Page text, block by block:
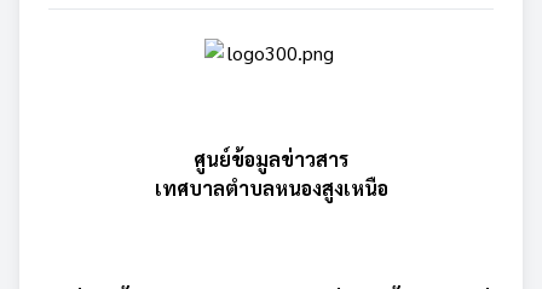
ศูนย์ข้อมูลข่าวสาร
เทศบาลตำบลหนองสูงเหนือ